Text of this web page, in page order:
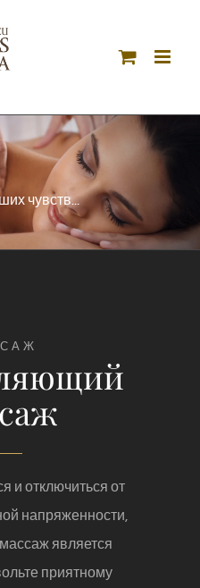
чувств...
и отключиться от
напряженности,
является
приятному